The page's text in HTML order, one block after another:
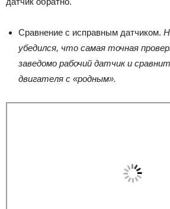
Сравнение с исправным датчиком.
убедился, что самая точная
заведомо рабочий датчик и
двигателя с «родным».